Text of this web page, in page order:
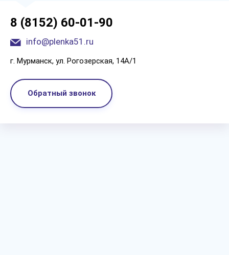
8 (8152) 60-01-90
info@plenka51.ru
г. Мурманск, ул. Рогозерская, 14А/1
Обратный звонок